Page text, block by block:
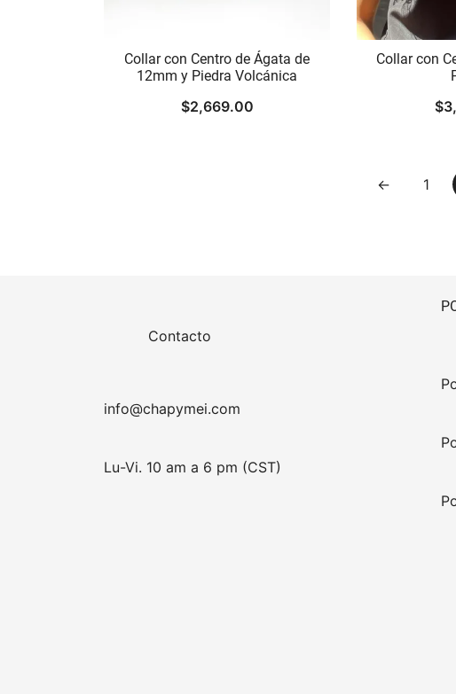
Collar con Centro de Ágata de
12mm y Piedra Volcánica
$2,669.00
Collar con
$
← 1
Contacto
info@chapymei.com
Lu-Vi. 10 am a 6 pm (CST)